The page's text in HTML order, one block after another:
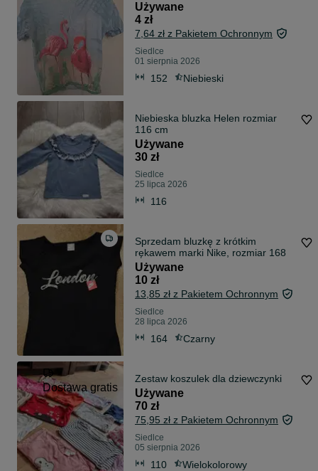
Używane
4 zł
7,64 zł z Pakietem Ochronnym
Siedlce
01 sierpnia 2026
152 Niebieski
Niebieska bluzka Helen rozmiar
116 cm
Używane
30 zł
Siedlce
25 lipca 2026
116
Sprzedam bluzkę z krótkim
rękawem marki Nike, rozmiar 168
Używane
10 zł
13,85 zł z Pakietem Ochronnym
Siedlce
28 lipca 2026
164 Czarny
Dostawa gratis
Zestaw koszulek dla dziewczynki
Używane
70 zł
75,95 zł z Pakietem Ochronnym
Siedlce
05 sierpnia 2026
110 Wielokolorowy